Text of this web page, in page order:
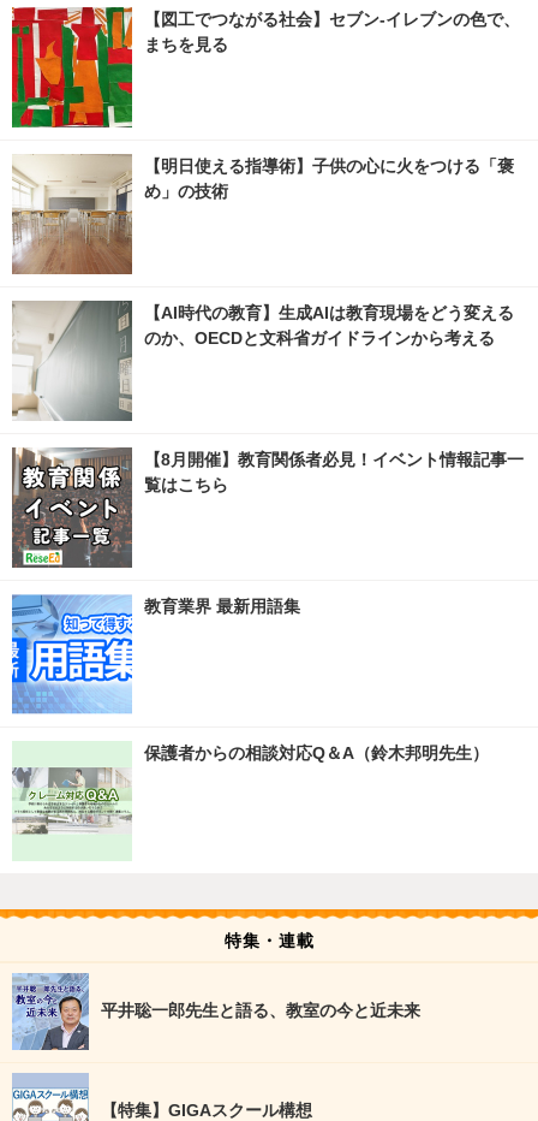
【図工でつながる社会】セブン‐イレブンの色で、
まちを見る
【明日使える指導術】子供の心に火をつける「褒
め」の技術
【AI時代の教育】生成AIは教育現場をどう変える
のか、OECDと文科省ガイドラインから考える
【8月開催】教育関係者必見！イベント情報記事一
覧はこちら
教育業界 最新用語集
保護者からの相談対応Q＆A（鈴木邦明先生）
特集・連載
平井聡一郎先生と語る、教室の今と近未来
【特集】GIGAスクール構想